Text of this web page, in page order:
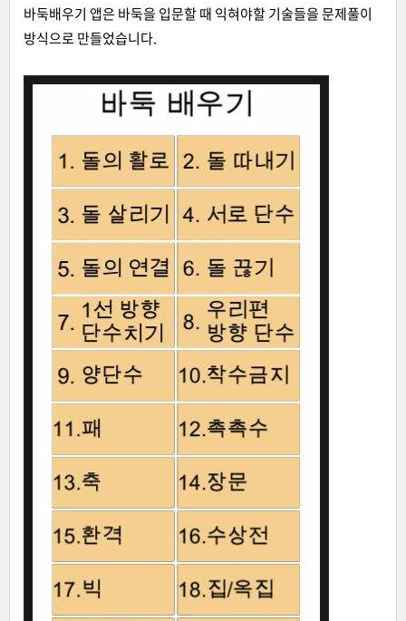
바둑배우기 앱은 바둑을 입문할 때 익혀야할 기술들을 문제풀이
방식으로 만들었습니다.